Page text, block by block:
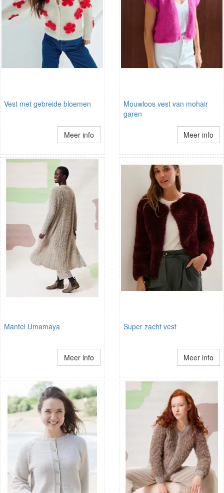
Vest met gebreide bloemen
Meer info
Mouwloos vest van mohair
garen
Meer info
Mantel Umamaya
Meer info
Super zacht vest
Meer info